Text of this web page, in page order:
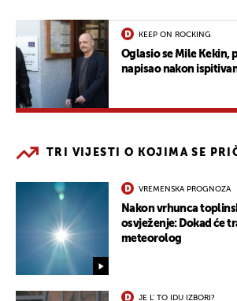
KEEP ON ROCKING
Oglasio se Mile Kekin,
napisao nakon
TRI VIJESTI O KOJIMA SE
VREMENSKA PROGNOZA
Nakon vrhunca
osvježenje: Dokad će
meteorolog
JE L' TO IDU IZBORI?